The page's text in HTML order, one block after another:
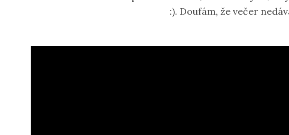
:). Doufám, že večer